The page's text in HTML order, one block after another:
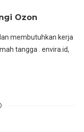
Ozon
membutuhkan kerja
tangga . envira.id,